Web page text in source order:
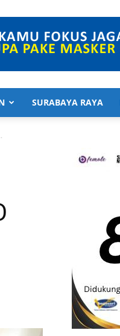
SURABAYA RAYA